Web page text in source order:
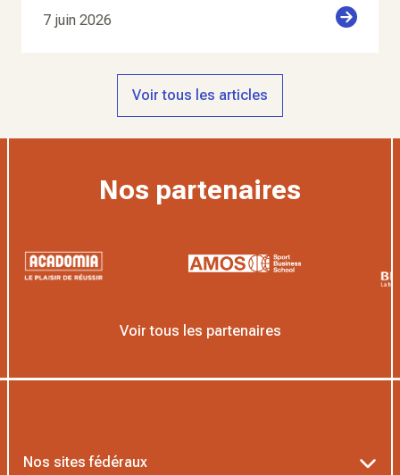
7 juin 2026
Voir tous les articles
Nos partenaires
Voir tous les partenaires
Nos sites fédéraux